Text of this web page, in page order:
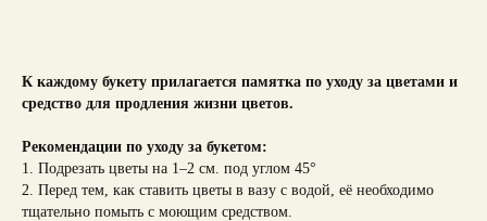
К каждому букету прилагается памятка по уходу за цветами и
средство для продления жизни цветов.
Рекомендации по уходу за букетом:
1. Подрезать цветы на 1–2 см. под углом 45°
2. Перед тем, как ставить цветы в вазу с водой, её необходимо
тщательно помыть с моющим средством.